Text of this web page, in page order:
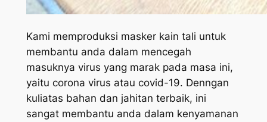
Kami memproduksi masker kain tali untuk
membantu anda dalam mencegah
masuknya virus yang marak pada masa ini,
yaitu corona virus atau covid-19. Denngan
kuliatas bahan dan jahitan terbaik, ini
sangat membantu anda dalam kenyamanan